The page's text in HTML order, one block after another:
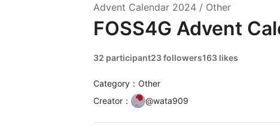
Advent Calendar 2024 / Other
FOSS4G Advent
32 participant23 followers163 likes
Category：Other
Creator ： @wata909